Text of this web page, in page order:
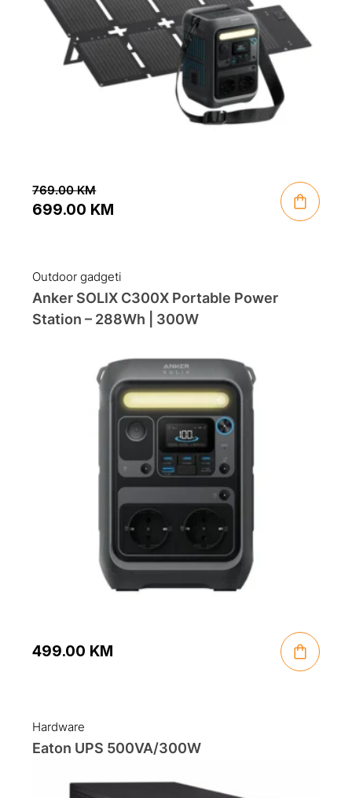
769.00KM
was:
769.00 KM.
699.00 KM
is:
699.00 KM.
Outdoor gadgeti
Anker SOLIX C300X Portable Power
Station – 288Wh | 300W
499.00 KM
Hardware
Eaton UPS 500VA/300W